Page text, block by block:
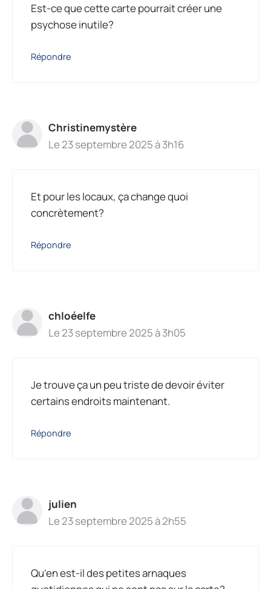
Est-ce que cette carte pourrait créer une
psychose inutile?
Répondre
Christinemystère
Le 23 septembre 2025 à 3h16
Et pour les locaux, ça change quoi
concrètement?
Répondre
chloéelfe
Le 23 septembre 2025 à 3h05
Je trouve ça un peu triste de devoir éviter
certains endroits maintenant.
Répondre
julien
Le 23 septembre 2025 à 2h55
Qu’en est-il des petites arnaques